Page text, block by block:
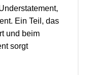
Ein Teil, das
und beim
sorgt